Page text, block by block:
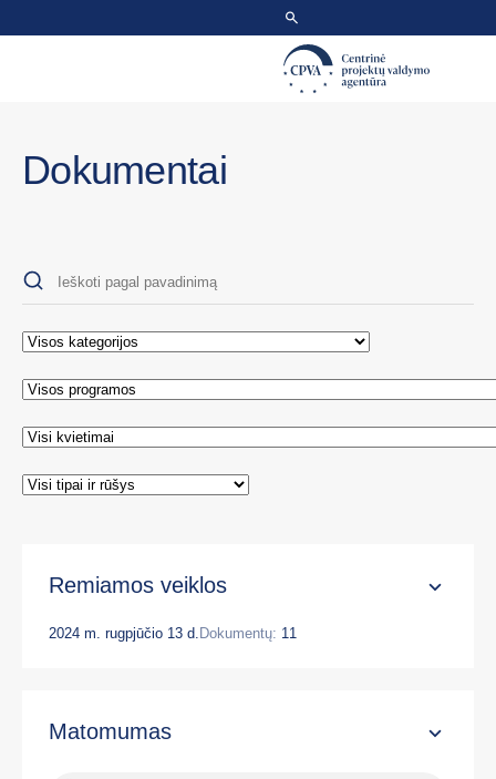
Dokumentai
Remiamos veiklos
2024 m. rugpjūčio 13 d. Dokumentų: 11
Matomumas